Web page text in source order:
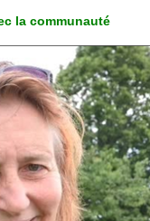
la communauté